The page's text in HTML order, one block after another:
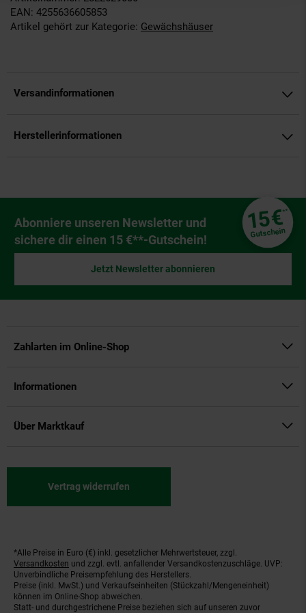
EAN: 4255636605853
Artikel gehört zur Kategorie: Gewächshäuser
Versandinformationen
Herstellerinformationen
Newsletter Anmeldung
Abonniere unseren Newsletter und
sichere dir einen 15 €**-Gutschein!
15€**
Gutschein
Jetzt Newsletter abonnieren
Zahlarten im Online-Shop
Informationen
Über Marktkauf
Vertrag widerrufen
Fußnoten
*Alle Preise in Euro (€) inkl. gesetzlicher Mehrwertsteuer, zzgl.
Versandkosten und zzgl. evtl. anfallender Versandkostenzuschläge. UVP:
Unverbindliche Preisempfehlung des Herstellers.
Preise (inkl. MwSt.) und Verkaufseinheiten (Stückzahl/Mengeneinheit)
können im Online-Shop abweichen.
Statt- und durchgestrichene Preise beziehen sich auf unseren zuvor